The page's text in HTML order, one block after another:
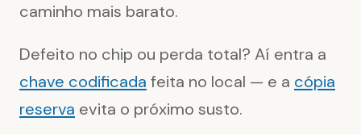
caminho mais barato.
Defeito no chip ou perda total? Aí entra a
chave codificada feita no local — e a cópia
reserva evita o próximo susto.